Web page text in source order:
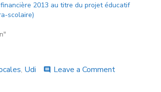
2013 au titre du projet éducatif
scolaire)
, Udi comment Leave a Comment